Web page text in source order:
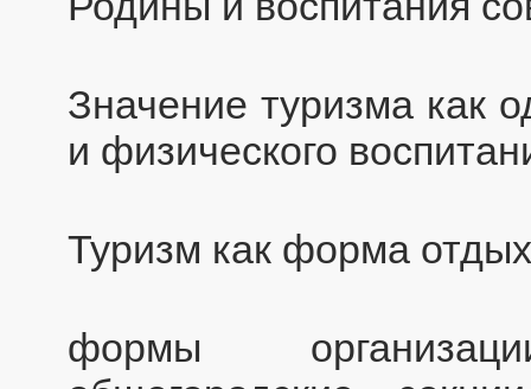
Значение туризма как
и физического
Туризм как форма
формы